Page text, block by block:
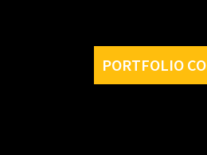
PORTFOLIO